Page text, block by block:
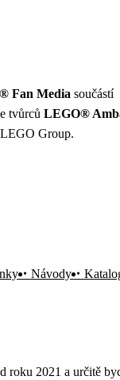
Fan Media součástí
tvůrců LEGO®
Group.
Návody
roku 2021 a určitě